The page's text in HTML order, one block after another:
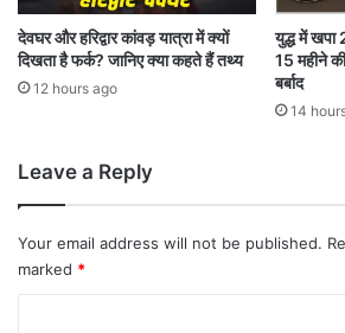
ज
देवघर और हरिद्वार कांवड़ यात्रा में क्यों
दिखता है फर्क? जानिए क्या कहते हैं तथ्य
12 hours ago
युद्ध में
15 महीने
बर्बाद
14
Leave a Reply
Your email address will not be published.
marked *